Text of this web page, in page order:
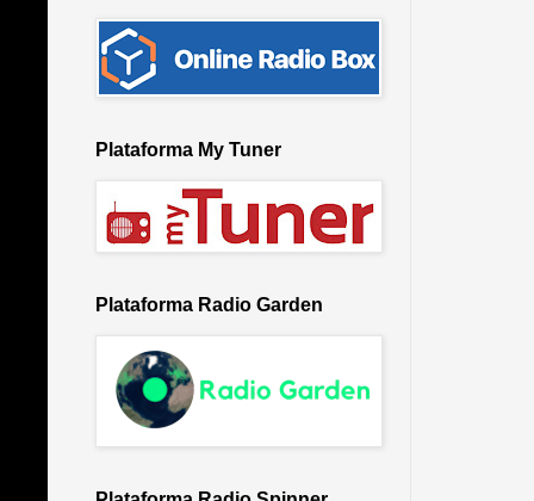
Plataforma My Tuner
Plataforma Radio Garden